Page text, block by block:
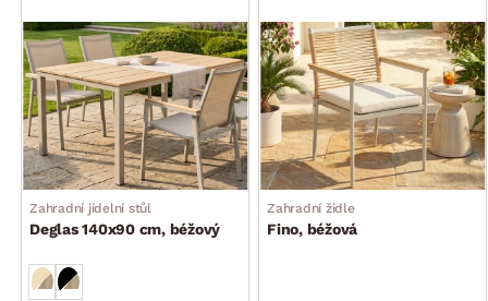
Zahradní jídelní stůl
Deglas 140x90 cm, béžový
Zahradní židle
Fino, béžová